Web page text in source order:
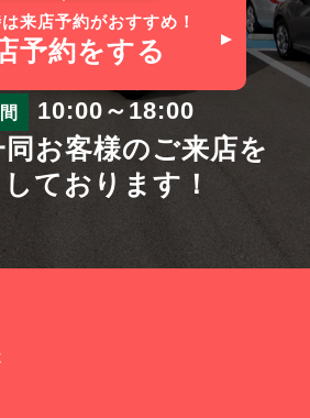
来店予約がおすすめ！
予約をする
10:00～18:00
お客様のご来店を
ております！